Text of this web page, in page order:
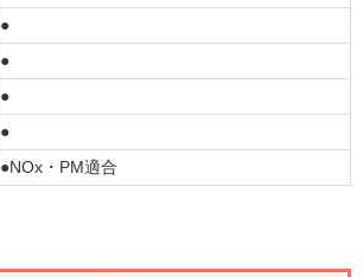
●
●
●
●
●NOx・PM適合